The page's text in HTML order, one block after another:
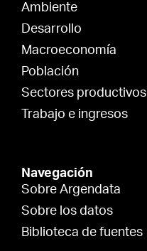
Ambiente
Desarrollo
Macroeconomía
Población
Sectores productivos
Trabajo e ingresos
Navegación
Sobre Argendata
Sobre los datos
Biblioteca de fuentes